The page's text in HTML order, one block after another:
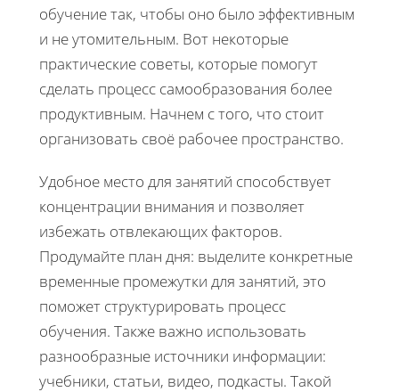
обучение так, чтобы оно было эффективным
и не утомительным. Вот некоторые
практические советы, которые помогут
сделать процесс самообразования более
продуктивным. Начнем с того, что стоит
организовать своё рабочее пространство.
Удобное место для занятий способствует
концентрации внимания и позволяет
избежать отвлекающих факторов.
Продумайте план дня: выделите конкретные
временные промежутки для занятий, это
поможет структурировать процесс
обучения. Также важно использовать
разнообразные источники информации:
учебники, статьи, видео, подкасты. Такой